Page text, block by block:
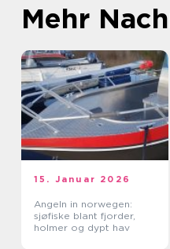
Mehr
15. Januar 2026
Angeln in norwegen:
sjøfiske blant fjorder,
holmer og dypt hav